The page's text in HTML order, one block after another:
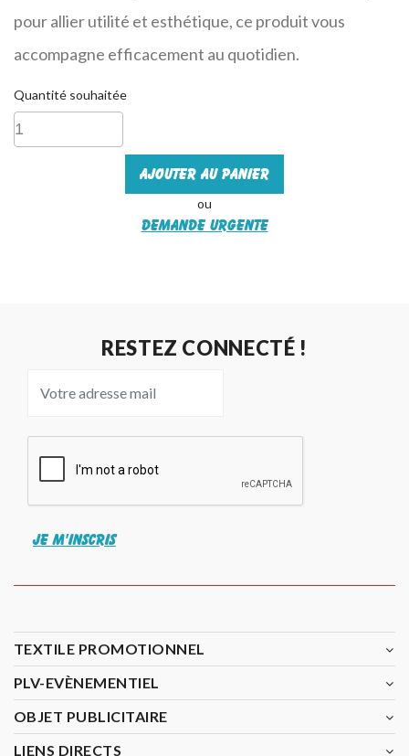
pour allier utilité et esthétique, ce produit vous
accompagne efficacement au quotidien.
Quantité souhaitée
Ajouter au panier
ou
Demande urgente
RESTEZ CONNECTÉ !
JE M'INSCRIS
TEXTILE PROMOTIONNEL
PLV-EVÈNEMENTIEL
OBJET PUBLICITAIRE
LIENS DIRECTS